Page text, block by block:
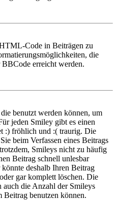
Code in Beiträgen zu
die
erreicht werden.
benutzt werden können, um
jeden Smiley gibt es einen
:) fröhlich und :( traurig. Die
beim Verfassen eines Beitrags
Smileys nicht zu häufig
Beitrag schnell unlesbar
deshalb Ihren Beitrag
gar komplett löschen. Die
die Anzahl der Smileys
Beitrag benutzen können.